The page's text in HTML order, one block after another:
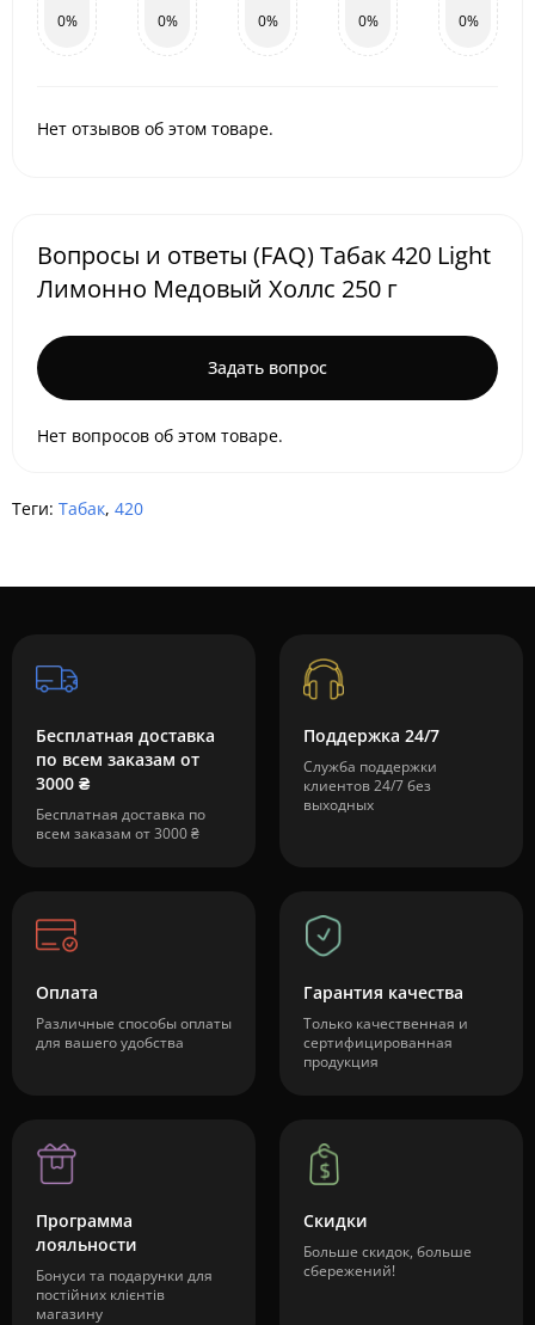
0% 0% 0% 0% 0%
Нет отзывов об этом товаре.
Вопросы и ответы (FAQ) Табак 420 Light
Лимонно Медовый Холлс 250 г
Задать вопрос
Нет вопросов об этом товаре.
Теги: Табак, 420
Бесплатная доставка
по всем заказам от
3000 ₴
Бесплатная доставка по
всем заказам от 3000 ₴
Поддержка 24/7
Служба поддержки
клиентов 24/7 без
выходных
Оплата
Различные способы оплаты
для вашего удобства
Гарантия качества
Только качественная и
сертифицированная
продукция
Программа
лояльности
Бонуси та подарунки для
постійних клієнтів
магазину
Скидки
Больше скидок, больше
сбережений!